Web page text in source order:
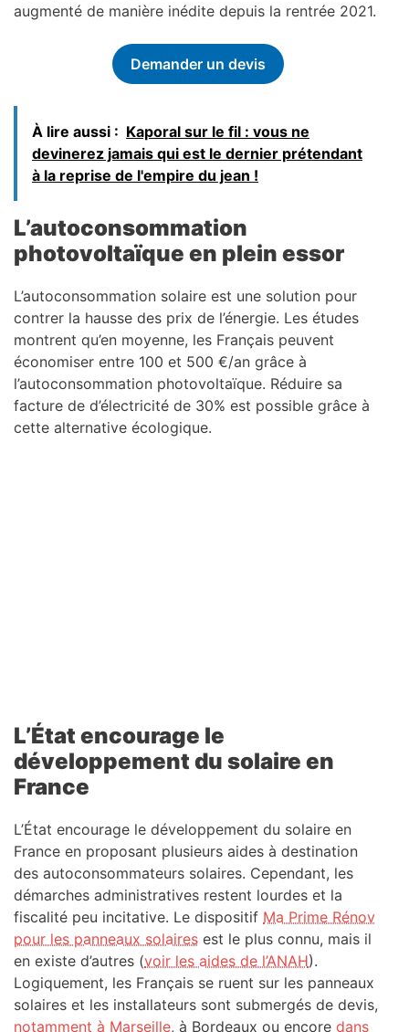
augmenté de manière inédite depuis la rentrée 2021.
Demander un devis
À lire aussi : Kaporal sur le fil : vous ne
devinerez jamais qui est le dernier prétendant
à la reprise de l'empire du jean !
L’autoconsommation
photovoltaïque en plein essor
L’autoconsommation solaire est une solution pour
contrer la hausse des prix de l’énergie. Les études
montrent qu’en moyenne, les Français peuvent
économiser entre 100 et 500 €/an grâce à
l’autoconsommation photovoltaïque. Réduire sa
facture de d’électricité de 30% est possible grâce à
cette alternative écologique.
L’État encourage le
développement du solaire en
France
L’État encourage le développement du solaire en
France en proposant plusieurs aides à destination
des autoconsommateurs solaires. Cependant, les
démarches administratives restent lourdes et la
fiscalité peu incitative. Le dispositif Ma Prime Rénov
pour les panneaux solaires est le plus connu, mais il
en existe d’autres (voir les aides de l’ANAH).
Logiquement, les Français se ruent sur les panneaux
solaires et les installateurs sont submergés de devis,
notamment à Marseille, à Bordeaux ou encore dans